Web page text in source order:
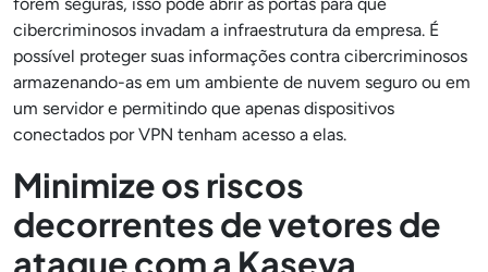
cibercriminosos invadam a infraestrutura da empresa. É
possível proteger suas informações contra cibercriminosos
armazenando-as em um ambiente de nuvem seguro ou em
um servidor e permitindo que apenas dispositivos
conectados por VPN tenham acesso a elas.
Minimize os riscos
decorrentes de vetores de
ataque com a Kaseya